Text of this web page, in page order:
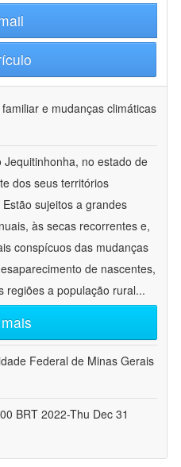
e mudanças climáticas
Jequitinhonha, no estado de
dos seus territórios
sujeitos a grandes
às secas recorrentes e,
conspícuos das mudanças
de nascentes,
regiões a população rural...
Federal de Minas Gerais
BRT 2022-Thu Dec 31